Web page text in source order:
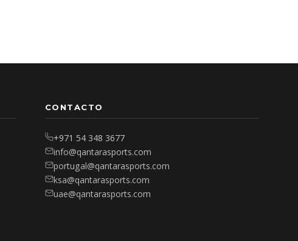
CONTACTO
+971 54 348 3677
info@qantarasports.com
portugal@qantarasports.com
ksa@qantarasports.com
uae@qantarasports.com